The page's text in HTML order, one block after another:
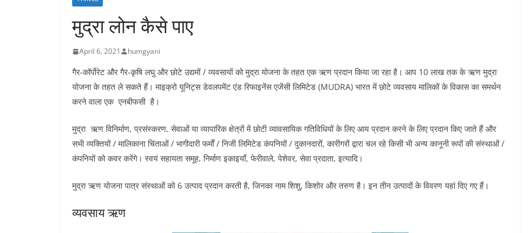
मुद्रा लोन कैसे पाए
April 6, 2021 humgyani
गैर-कॉर्पोरेट और गैर-कृषि लघु और छोटे उद्यमों / व्यवसायों को मुद्रा योजना के तहत एक ऋण प्रदान किया जा रहा है। आप 10 लाख तक के ऋण मुद्रा
योजना के तहत ले सकते हैं। माइक्रो यूनिट्स डेवलपमेंट एंड रिफाइनेंस एजेंसी लिमिटेड (MUDRA) भारत में छोटे व्यवसाय मालिकों के विकास का समर्थन
करने वाला एक एनबीफसी है।
मुद्रा ऋण विनिर्माण, प्रसंस्करण, सेवाओं या व्यापारिक क्षेत्रों में छोटी व्यावसायिक गतिविधियों के लिए आय प्रदान करने के लिए प्रदान किए जाते हैं और
सभी व्यक्तियों / मालिकाना चिंताओं / भागीदारी फर्मों / निजी लिमिटेड कंपनियों / दुकानदारों, कारीगरों द्वारा चल रहे किसी भी अन्य कानूनी रूपों की संस्थाओं /
कंपनियों को कवर करेंगे। स्वयं सहायता समूह, निर्माण इकाइयाँ, फेरीवाले, पेशेवर, सेवा प्रदाता, इत्यादि।
मुद्रा ऋण योजना पात्र संस्थाओं को 6 उत्पाद प्रदान करती है, जिनका नाम शिशु, किशोर और तरुण है। इन तीन उत्पादों के विवरण यहां दिए गए हैं।
व्यवसाय ऋण